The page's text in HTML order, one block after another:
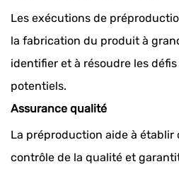
Les exécutions de
la fabrication du produit à
identifier et à résoudre les
potentiels.
Assurance qualité
La préproduction aide à établir
contrôle de la qualité et